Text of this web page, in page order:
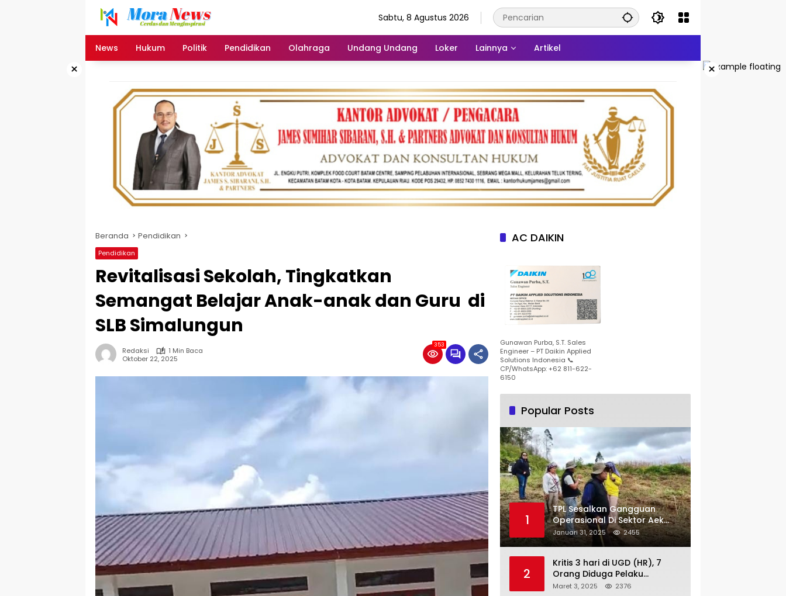
Sabtu, 8 Agustus 2026
News Hukum Politik Pendidikan Olahraga Undang Undang Loker Lainnya Artikel
× ×
Beranda Pendidikan
Pendidikan
Revitalisasi Sekolah, Tingkatkan
Semangat Belajar Anak-anak dan Guru di
SLB Simalungun
Redaksi
1 Min Baca
Oktober 22, 2025
353
AC DAIKIN
Gunawan Purba, S.T. Sales
Engineer – PT Daikin Applied
Solutions Indonesia 📞
CP/WhatsApp: +62 811-622-
6150
Popular Posts
1
TPL Sesalkan Gangguan
Operasional Di Sektor Aek
Nauli
Januari 31, 2025 2455
2
Kritis 3 hari di UGD (HR), 7
Orang Diduga Pelaku
Pengeroyokan di Lift KTV
Maret 3, 2025 2376